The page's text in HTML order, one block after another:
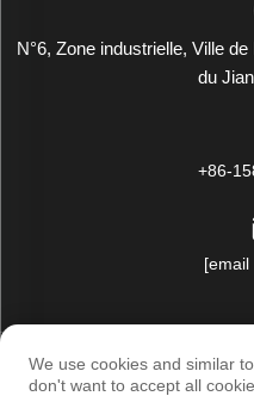
N°6, Zone industrielle, Ville
du
+86-
[email
Droits d'auteur © Luxstar
réservés |
We use cookies and similar
don't want to accept all